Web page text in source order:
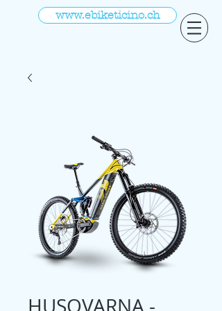
www.ebiketicino.ch
HUSQVARNA -